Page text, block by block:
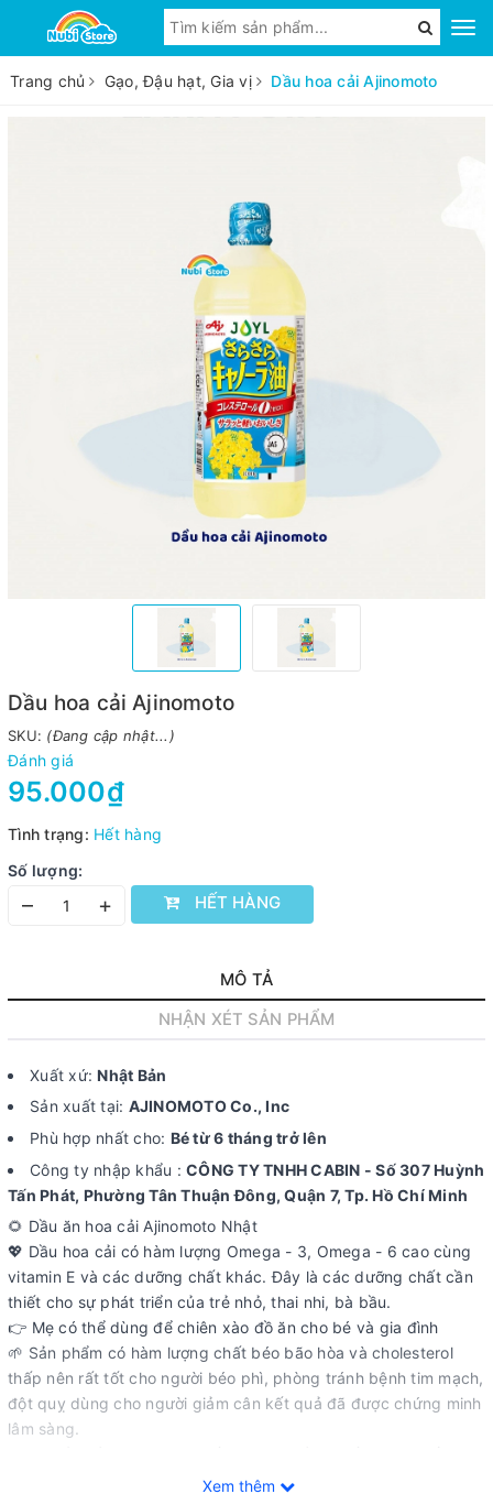
Trang chủ Gạo, Đậu hạt, Gia vị Dầu hoa cải Ajinomoto
Dầu hoa cải Ajinomoto
SKU: (Đang cập nhật...)
Đánh giá
95.000₫
Tình trạng: Hết hàng
Số lượng:
– + HẾT HÀNG
MÔ TẢ
NHẬN XÉT SẢN PHẨM
Xuất xứ:Nhật Bản
Sản xuất tại: AJINOMOTO Co., Inc
Phù hợp nhất cho: Bé từ 6 tháng trở lên
Công ty nhập khẩu : CÔNG TY TNHH CABIN - Số 307 Huỳnh
Tấn Phát, Phường Tân Thuận Đông, Quận 7, Tp. Hồ Chí Minh
🌻 Dầu ăn hoa cải Ajinomoto Nhật
💖 Dầu hoa cải có hàm lượng Omega - 3, Omega - 6 cao cùng
vitamin E và các dưỡng chất khác. Đây là các dưỡng chất cần
thiết cho sự phát triển của trẻ nhỏ, thai nhi, bà bầu.
👉 Mẹ có thể dùng để chiên xào đồ ăn cho bé và gia đình
🌱 Sản phẩm có hàm lượng chất béo bão hòa và cholesterol
thấp nên rất tốt cho người béo phì, phòng tránh bệnh tim mạch,
đột quỵ dùng cho người giảm cân kết quả đã được chứng minh
lâm sàng.
và trí tuệ minh mẫn, phát triển thị lực cho bé để bé cao lớn,
Xem thêm